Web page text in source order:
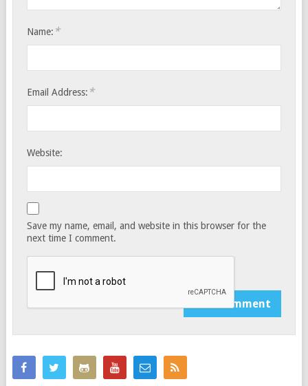
Name: *
Email Address: *
Website:
Save my name, email, and website in this browser for the
next time I comment.